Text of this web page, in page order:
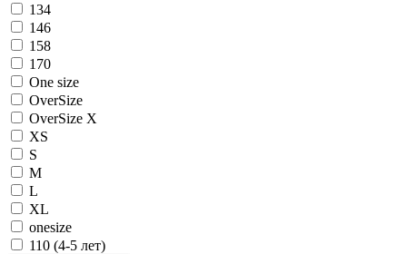
134
146
158
170
One size
OverSize
OverSize X
XS
S
M
L
XL
onesize
110 (4-5 лет)